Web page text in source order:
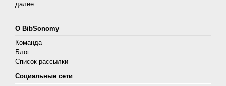
далее
О BibSonomy
Команда
Блог
Список рассылки
Социальные сети